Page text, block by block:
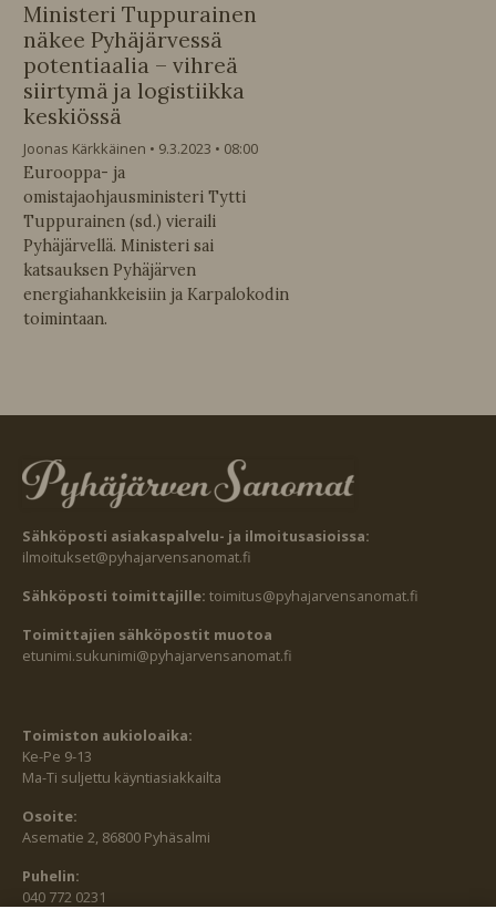
Ministeri Tuppurainen
näkee Pyhäjärvessä
potentiaalia – vihreä
siirtymä ja logistiikka
keskiössä
Joonas Kärkkäinen 9.3.2023
08:00
Eurooppa- ja
omistajaohjausministeri Tytti
Tuppurainen (sd.) vieraili
Pyhäjärvellä. Ministeri sai
katsauksen Pyhäjärven
energiahankkeisiin ja Karpalokodin
toimintaan.
Sähköposti asiakaspalvelu- ja ilmoitusasioissa:
ilmoitukset@pyhajarvensanomat.fi
Sähköposti toimittajille: toimitus@pyhajarvensanomat.fi
Toimittajien sähköpostit muotoa
etunimi.sukunimi@pyhajarvensanomat.fi
Toimiston aukioloaika:
Ke-Pe 9-13
Ma-Ti suljettu käyntiasiakkailta
Osoite:
Asematie 2, 86800 Pyhäsalmi
Puhelin:
040 772 0231